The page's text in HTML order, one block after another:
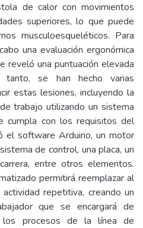
de calor con movimientos
superiores, lo que puede
musculoesqueléticos. Para
una evaluación ergonómica
reveló una puntuación elevada
se han hecho varias
estas lesiones, incluyendo la
trabajo utilizando un sistema
cumpla con los requisitos del
el software Arduino, un motor
de control, una placa, un
entre otros elementos.
permitirá reemplazar al
repetitiva, creando un
que se encargará de
procesos de la línea de